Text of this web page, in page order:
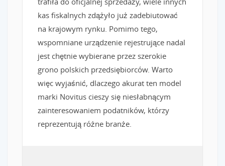
kas fiskalnych zdążyło już zadebiutować
na krajowym rynku. Pomimo tego,
wspomniane urządzenie rejestrujące nadal
jest chętnie wybierane przez szerokie
grono polskich przedsiębiorców. Warto
więc wyjaśnić, dlaczego akurat ten model
marki Novitus cieszy się niesłabnącym
zainteresowaniem podatników, którzy
reprezentują różne branże.